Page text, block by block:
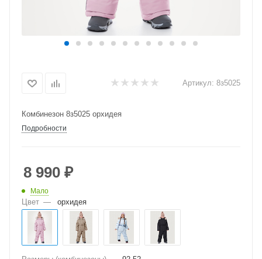
Артикул: 8з5025
Комбинезон 8з5025 орхидея
Подробности
8 990 ₽
Мало
Цвет — орхидея